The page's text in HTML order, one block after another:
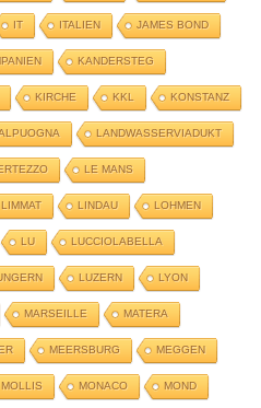
IT ITALIEN JAMES BOND
KANDERSTEG
KIRCHE KKL KONSTANZ
LANDWASSERVIADUKT
LE MANS
LIMMAT LINDAU LOHMEN
LU LUCCIOLABELLA
LUZERN LYON
MARSEILLE MATERA
MEERSBURG MEGGEN
MOLLIS MONACO MOND